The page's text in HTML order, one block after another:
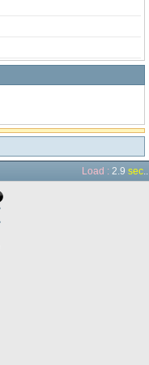
Load : 2.9 sec..